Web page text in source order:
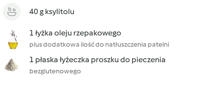
40 g ksylitolu
1 łyżka oleju rzepakowego
plus dodatkowa ilość do natłuszczenia patelni
1 płaska łyżeczka proszku do pieczenia
bezglutenowego